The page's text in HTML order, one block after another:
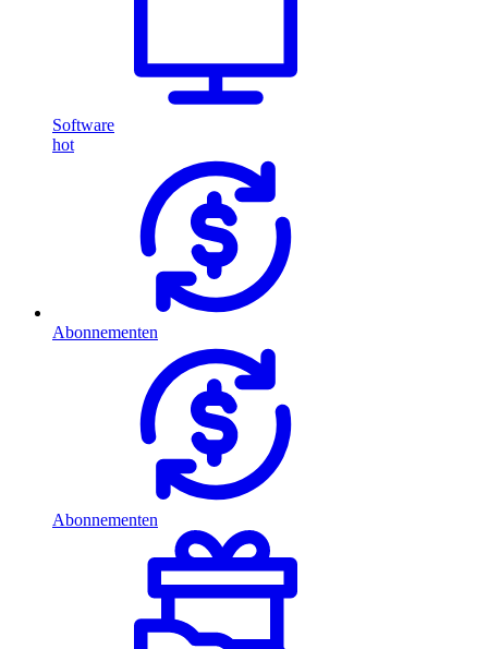
Software
hot
Abonnementen
Abonnementen